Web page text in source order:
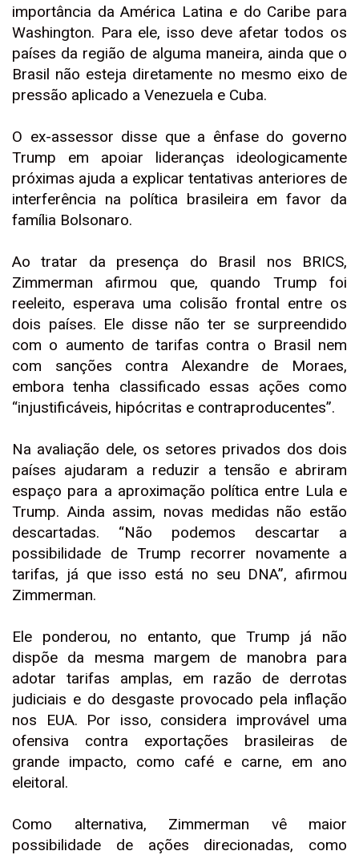
importância da América Latina e do Caribe para
Washington. Para ele, isso deve afetar todos os
países da região de alguma maneira, ainda que o
Brasil não esteja diretamente no mesmo eixo de
pressão aplicado a Venezuela e Cuba.
O ex-assessor disse que a ênfase do governo
Trump em apoiar lideranças ideologicamente
próximas ajuda a explicar tentativas anteriores de
interferência na política brasileira em favor da
família Bolsonaro.
Ao tratar da presença do Brasil nos BRICS,
Zimmerman afirmou que, quando Trump foi
reeleito, esperava uma colisão frontal entre os
dois países. Ele disse não ter se surpreendido
com o aumento de tarifas contra o Brasil nem
com sanções contra Alexandre de Moraes,
embora tenha classificado essas ações como
“injustificáveis, hipócritas e contraproducentes”.
Na avaliação dele, os setores privados dos dois
países ajudaram a reduzir a tensão e abriram
espaço para a aproximação política entre Lula e
Trump. Ainda assim, novas medidas não estão
descartadas. “Não podemos descartar a
possibilidade de Trump recorrer novamente a
tarifas, já que isso está no seu DNA”, afirmou
Zimmerman.
Ele ponderou, no entanto, que Trump já não
dispõe da mesma margem de manobra para
adotar tarifas amplas, em razão de derrotas
judiciais e do desgaste provocado pela inflação
nos EUA. Por isso, considera improvável uma
ofensiva contra exportações brasileiras de
grande impacto, como café e carne, em ano
eleitoral.
Como alternativa, Zimmerman vê maior
possibilidade de ações direcionadas, como